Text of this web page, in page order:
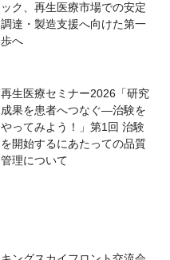
ック、再生医療市場での安定
調達・製造支援へ向けた第一
歩へ
再生医療セミナー2026「研究
成果を患者へつなぐ―治験を
やってみよう！」第1回 治験
を開始するにあたっての品質
管理について